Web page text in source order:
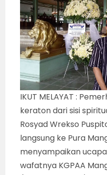
IKUT MELAYAT :
keraton dari sisi
Rosyad Wrekso
langsung ke Pura
menyampaikan
wafatnya KGPAA